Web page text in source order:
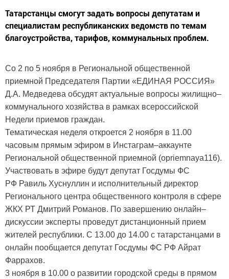
Татарстанцы смогут задать вопросы депутатам и
специалистам республиканских ведомств по темам
благоустройства, тарифов, коммунальных проблем.
Со 2 по 5 ноября в Региональной общественной
приемной Председателя Партии «ЕДИНАЯ РОССИЯ»
Д.А. Медведева обсудят актуальные вопросы жилищно–
коммунального хозяйства в рамках всероссийской
Недели приемов граждан.
Тематическая неделя откроется 2 ноября в 11.00
часовым прямым эфиром в Инстаграм–аккаунте
Региональной общественной приемной (opriemnaya116).
Участвовать в эфире будут депутат Госдумы ФС
РФ Равиль Хуснуллин и исполнительный директор
Регионального центра общественного контроля в сфере
ЖКХ РТ Дмитрий Романов. По завершению онлайн–
дискуссии эксперты проведут дистанционный прием
жителей республики. С 13.00 до 14.00 с татарстанцами в
онлайн пообщается депутат Госдумы ФС РФ Айрат
Фаррахов.
3 ноября в 10.00 о развитии городской среды в прямом